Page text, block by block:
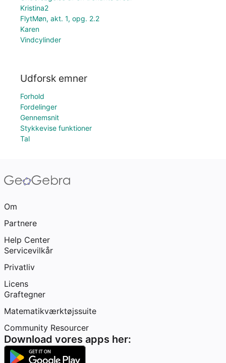
Kristina2
FlytMøn, akt. 1, opg. 2.2
Karen
Vindcylinder
Udforsk emner
Forhold
Fordelinger
Gennemsnit
Stykkevise funktioner
Tal
Om
Partnere
Help Center
Servicevilkår
Privatliv
Licens
Graftegner
Matematikværktøjssuite
Community Resourcer
Download vores apps her: